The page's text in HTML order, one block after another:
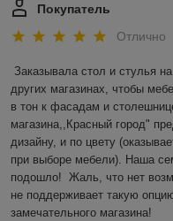
Покупатель
Отлично
Заказывала стол и стулья
других магазинах, чтобы
в тон к фасадам и
магазина,,Красный город"
дизайну, и по цвету
при выборе мебели). Наша
подошло!  Жаль, что нет
не поддерживает такую
замечательного магазина!